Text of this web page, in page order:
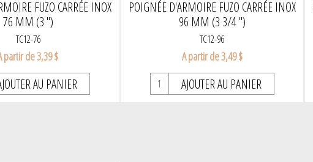
FUZO CARRÉE INOX
76 MM (3 ")
TC12-76
partir de 3,39 $
AU PANIER
POIGNÉE D'ARMOIRE FUZO CARRÉE INOX
96 MM (3 3/4 ")
TC12-96
A partir de 3,49 $
AJOUTER AU PANIER